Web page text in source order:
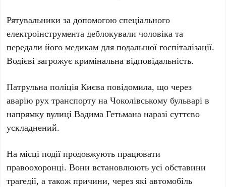
Рятувальники за допомогою спеціального
електроінструмента деблокували чоловіка та
передали його медикам для подальшої госпіталізації.
Водієві загрожує кримінальна відповідальність.
Патрульна поліція Києва повідомила, що через
аварію рух транспорту наЧоколівському бульварі в
напрямкувулиці Вадима Гетьмана наразі суттєво
ускладнений.
На місці події продовжують працювати
правоохоронці. Вони встановлюють усі обставини
трагедії, а також причини, через які автомобіль